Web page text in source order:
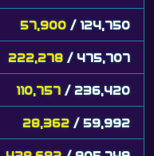
57,900 / 124,750
222,278 / 475,707
110,757 / 236,420
28,362 / 59,992